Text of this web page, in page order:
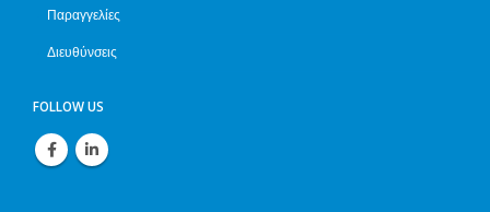
Παραγγελίες
Διευθύνσεις
FOLLOW US